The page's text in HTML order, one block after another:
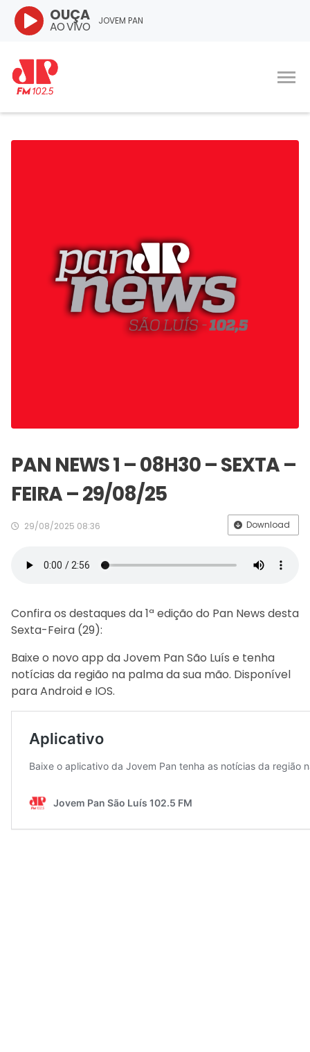
JOVEM PAN
OUÇA
AO VIVO
PAN NEWS 1 – 08H30 – SEXTA –
FEIRA – 29/08/25
29/08/2025 08:36 Download
Confira os destaques da 1ª edição do Pan News desta
Sexta-Feira (29):
Baixe o novo app da Jovem Pan São Luís e tenha
notícias da região na palma da sua mão. Disponível
para Android e IOS.